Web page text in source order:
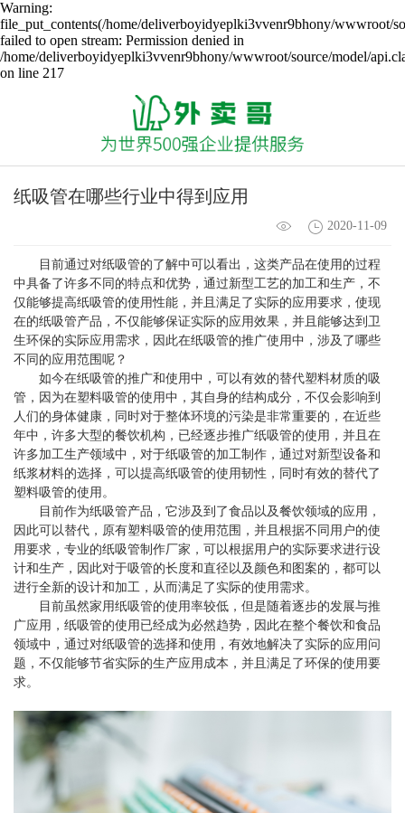
Warning:
file_put_contents(/home/deliverboyidyeplki3vvenr9bhony/wwwroot/
failed to open stream: Permission denied in
/home/deliverboyidyeplki3vvenr9bhony/wwwroot/source/model/
on line 217
纸吸管在哪些行业中得到应用
2020-11-09
目前通过对纸吸管的了解中可以看出，这类产品在使用的过程
中具备了许多不同的特点和优势，通过新型工艺的加工和生产，不
仅能够提高纸吸管的使用性能，并且满足了实际的应用要求，使现
在的纸吸管产品，不仅能够保证实际的应用效果，并且能够达到卫
生环保的实际应用需求，因此在纸吸管的推广使用中，涉及了哪些
不同的应用范围呢？
如今在纸吸管的推广和使用中，可以有效的替代塑料材质的吸
管，因为在塑料吸管的使用中，其自身的结构成分，不仅会影响到
人们的身体健康，同时对于整体环境的污染是非常重要的，在近些
年中，许多大型的餐饮机构，已经逐步推广纸吸管的使用，并且在
许多加工生产领域中，对于纸吸管的加工制作，通过对新型设备和
纸浆材料的选择，可以提高纸吸管的使用韧性，同时有效的替代了
塑料吸管的使用。
目前作为纸吸管产品，它涉及到了食品以及餐饮领域的应用，
因此可以替代，原有塑料吸管的使用范围，并且根据不同用户的使
用要求，专业的纸吸管制作厂家，可以根据用户的实际要求进行设
计和生产，因此对于吸管的长度和直径以及颜色和图案的，都可以
进行全新的设计和加工，从而满足了实际的使用需求。
目前虽然家用纸吸管的使用率较低，但是随着逐步的发展与推
广应用，纸吸管的使用已经成为必然趋势，因此在整个餐饮和食品
领域中，通过对纸吸管的选择和使用，有效地解决了实际的应用问
题，不仅能够节省实际的生产应用成本，并且满足了环保的使用要
求。